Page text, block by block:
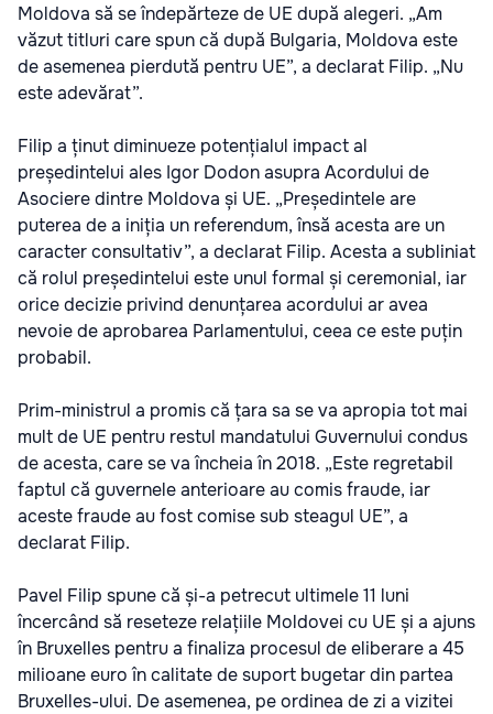
Moldova să se îndepărteze de UE după alegeri. „Am
văzut titluri care spun că după Bulgaria, Moldova este
de asemenea pierdută pentru UE”, a declarat Filip. „Nu
este adevărat”.
Filip a ținut diminueze potențialul impact al
președintelui ales Igor Dodon asupra Acordului de
Asociere dintre Moldova și UE. „Președintele are
puterea de a iniția un referendum, însă acesta are un
caracter consultativ”, a declarat Filip. Acesta a subliniat
că rolul președintelui este unul formal și ceremonial, iar
orice decizie privind denunțarea acordului ar avea
nevoie de aprobarea Parlamentului, ceea ce este puțin
probabil.
Prim-ministrul a promis că țara sa se va apropia tot mai
mult de UE pentru restul mandatului Guvernului condus
de acesta, care se va încheia în 2018. „Este regretabil
faptul că guvernele anterioare au comis fraude, iar
aceste fraude au fost comise sub steagul UE”, a
declarat Filip.
Pavel Filip spune că și-a petrecut ultimele 11 luni
încercând să reseteze relațiile Moldovei cu UE și a ajuns
în Bruxelles pentru a finaliza procesul de eliberare a 45
milioane euro în calitate de suport bugetar din partea
Bruxelles-ului. De asemenea, pe ordinea de zi a vizitei